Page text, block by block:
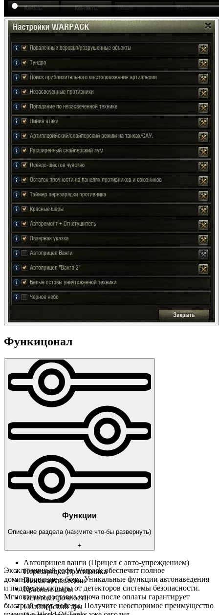
Функицонал
Функции
Описание раздела (нажмите что-бы развернуть)
+
Автоприцел ванги (Прицел с авто-упреждением)
Перезарядка противника
Поиск артиллерии
Красные шары
Остаток прочности
Снайперский зум
Эксклюзивный софт Warpack обеспечит полное
доминирование в боях. Уникальные функции автонаведения
и подсветки скрыты от детекторов системы безопасности.
Мгновенная доставка ключа после оплаты гарантирует
быстрый старт победы. Получите неоспоримое преимущество